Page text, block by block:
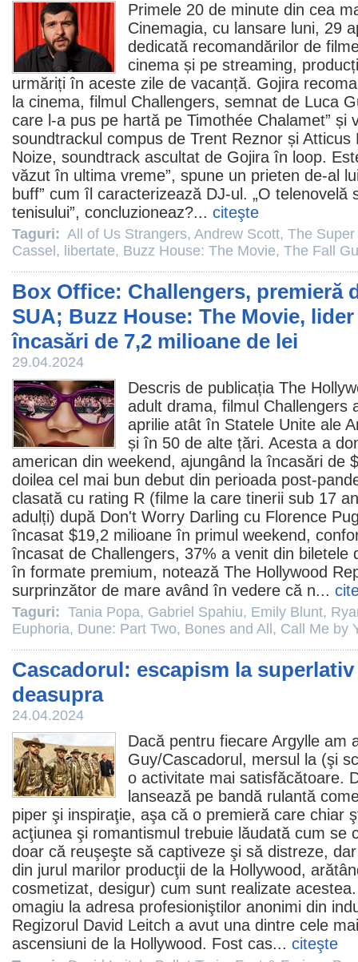
Primele 20 de minute din cea
Cinemagia, cu lansare luni, 29
dedicată recomandărilor de
cinema și pe streaming,
urmăriți în aceste zile de vacanță. Gojira
la cinema, filmul Challengers, semnat de Luca
care l-a pus pe hartă pe Timothée Chalamet” și
soundtrackul compus de Trent Reznor și
Noize, soundtrack ascultat de Gojira în loop.
văzut în ultima vreme”, spune un prieten de-al
buff” cum îl caracterizează DJ-ul. „O telenovelă
tenisului”, concluzioneaz?... citeşte
Taguri: All of Us Strangers, Andrew Scott, The
Cassel , libertate, Buzz House: The Movie, The Fall
Box Office: Challengers, premieră
SUA; Buzz House: The Movie,
încasări de 7,2 milioane de lei
29.04.2024
Descris de publicația The
adult drama, filmul Challengers
aprilie atât în Statele Unite ale
și în 50 de alte țări. Acesta a
american din weekend, ajungând la încasări de
doilea cel mai bun debut din perioada post-
clasată cu rating R (filme la care tinerii sub 17
adulți) după Don't Worry Darling cu Florence
încasat $19,2 milioane în primul weekend,
încasat de Challengers, 37% a venit din biletele
în formate premium, notează The Hollywood
surprinzător de mare având în vedere că n...
Taguri: Tania Popa, Gabriel Spahiu, Emily Blunt,
Euphoria, Dune: Part Two, Bones and All , Call Me by
Cascadorul: escapism la
deasupra
24.04.2024
Dacă pentru fiecare Argylle am
Guy/Cascadorul, mersul la (şi
o activitate mai satisfăcătoare.
lansează pe bandă rulantă
piper şi inspiraţie, aşa că o premieră care chiar
acţiunea şi romantismul trebuie lăudată cum se
doar că reuşeşte să captiveze şi să distreze,
din jurul marilor producţii de la Hollywood,
cosmetizat, desigur) cum sunt realizate
omagiu la adresa profesioniştilor anonimi din
Regizorul David Leitch a avut una dintre cele
ascensiuni de la Hollywood. Fost cas... citeşte